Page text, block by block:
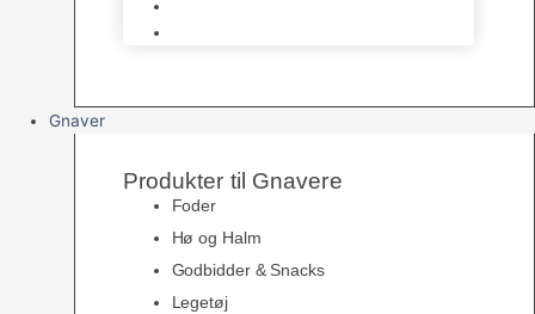
Gnaver
Produkter til Gnavere
Foder
Hø og Halm
Godbidder & Snacks
Legetøj